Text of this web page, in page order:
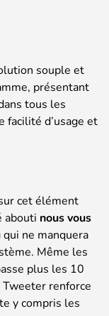
souple et
présentant
tous les
facilité d’usage et
cet élément
abouti nous vous
qui ne manquera
Même les
plus les 10
renforce
y compris les